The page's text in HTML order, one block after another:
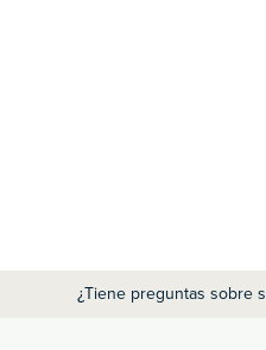
¿Tiene preguntas sobre